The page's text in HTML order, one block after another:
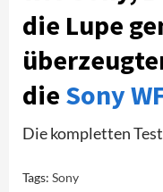
die Lupe
die Sony
Die kompletten
Tags: Sony